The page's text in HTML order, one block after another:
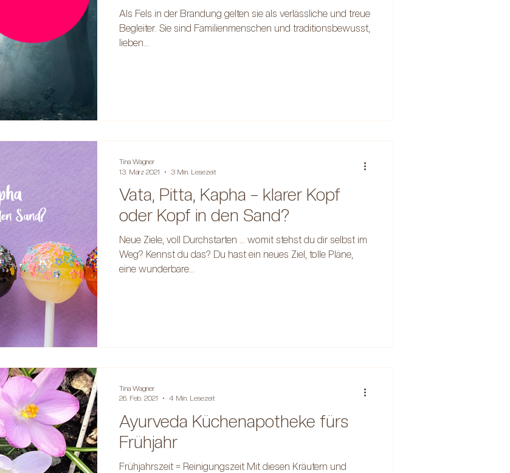
Als Fels in der Brandung gelten sie als verlässliche und treue
Begleiter. Sie sind Familienmenschen und traditionsbewusst,
lieben...
Vata, Pitta, Kapha – klarer Kopf
oder Kopf in den Sand?
Neue Ziele, voll Durchstarten ... womit stehst du dir selbst im
Weg? Kennst du das? Du hast ein neues Ziel, tolle Pläne,
eine wunderbare...
Tina Wagner
13. März 2021
3 Min. Lesezeit
Ayurveda Küchenapotheke fürs
Frühjahr
Frühjahrszeit = Reinigungszeit Mit diesen Kräutern und
Tina Wagner
26. Feb. 2021
4 Min. Lesezeit